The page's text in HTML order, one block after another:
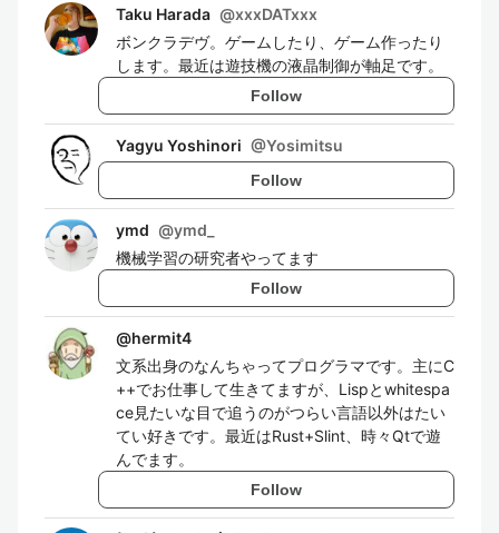
Taku Harada @xxxDATxxx
ボンクラデヴ。ゲームしたり、ゲーム作ったり
します。最近は遊技機の液晶制御が軸足です。
Follow
Yagyu Yoshinori @Yosimitsu
Follow
ymd @ymd_
機械学習の研究者やってます
Follow
@hermit4
文系出身のなんちゃってプログラマです。主にC
++でお仕事して生きてますが、Lispとwhitespa
ce見たいな目で追うのがつらい言語以外はたい
てい好きです。最近はRust+Slint、時々Qtで遊
んでます。
Follow